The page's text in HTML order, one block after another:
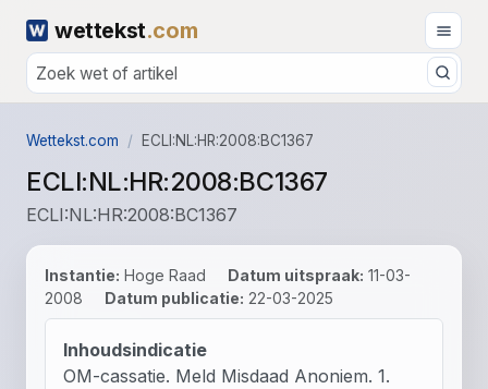
wettekst.com
Wettekst.com ECLI:NL:HR:2008:BC1367
ECLI:NL:HR:2008:BC1367
ECLI:NL:HR:2008:BC1367
Instantie: Hoge Raad Datum uitspraak: 11-03-
2008
Datum publicatie: 22-03-2025
Inhoudsindicatie
OM-cassatie. Meld Misdaad Anoniem. 1.